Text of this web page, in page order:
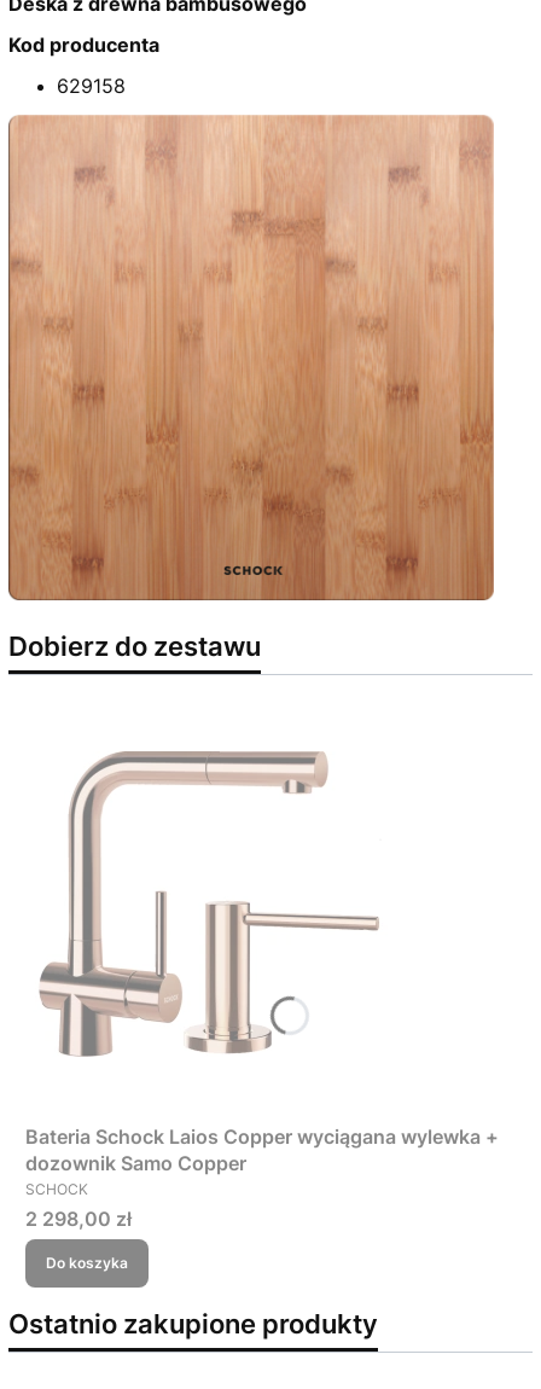
Kod producenta
629158
Dobierz do zestawu
Bateria Schock Laios Copper wyciągana wylewka +
dozownik Samo Copper
PRODUCENT
SCHOCK
Cena
2 298,00 zł
Do koszyka
Ostatnio zakupione produkty